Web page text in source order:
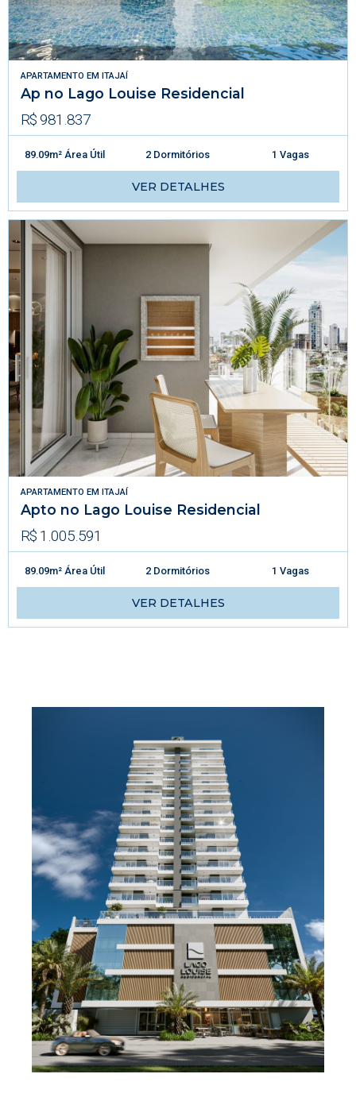
APARTAMENTO EM ITAJAÍ
Ap no Lago Louise Residencial
R$ 981.837
89.09m² Área Útil 2 Dormitórios 1 Vagas
VER DETALHES
APARTAMENTO EM ITAJAÍ
Apto no Lago Louise Residencial
R$ 1.005.591
89.09m² Área Útil 2 Dormitórios 1 Vagas
VER DETALHES